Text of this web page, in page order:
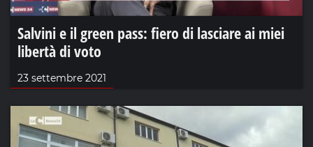
Salvini e il green pass: fiero di lasciare ai miei
libertà di voto
23 settembre 2021